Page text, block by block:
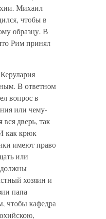
Михаил
чтобы в
образцу. В
Рим принял
В ответном
вопрос в
или чему-
дверь, так
как крюк
имеют право
или
хозяин и
папа
чтобы кафедра